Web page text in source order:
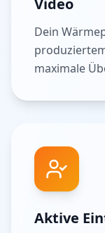
Video
Dein
maximale
Aktive